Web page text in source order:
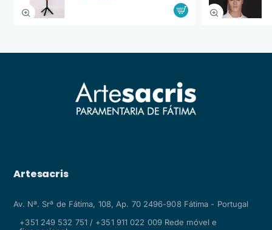
Artesacris
Av. Nª. Srª de Fátima, 108, Ap. 70 2496-908 Fátima - Portugal
+351 249 532 751 / +351 911 022 009 Rede móvel e